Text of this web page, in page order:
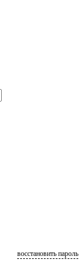
восстановить пароль